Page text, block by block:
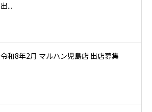
出...
令和8年2月 マルハン児島店 出店募集